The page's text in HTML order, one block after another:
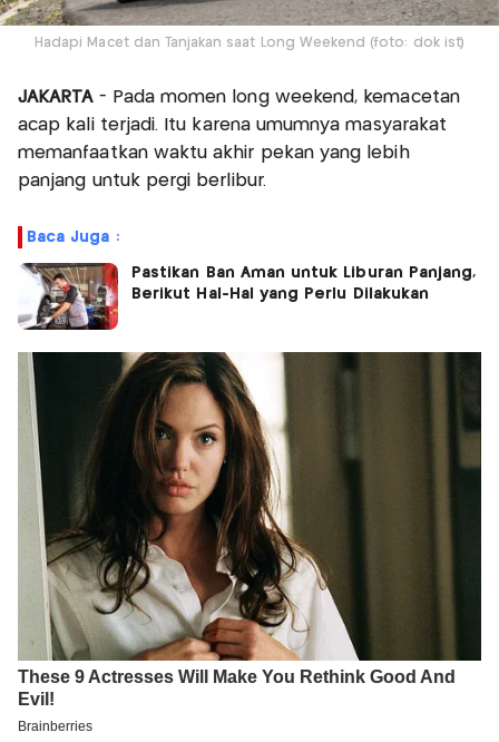
Hadapi Macet dan Tanjakan saat Long Weekend (foto: dok ist)
JAKARTA- Pada momen long weekend, kemacetan
acap kali terjadi. Itu karena umumnya masyarakat
memanfaatkan waktu akhir pekan yang lebih
panjang untuk pergi berlibur.
Baca Juga :
Pastikan Ban Aman untuk Liburan Panjang,
Berikut Hal-Hal yang Perlu Dilakukan